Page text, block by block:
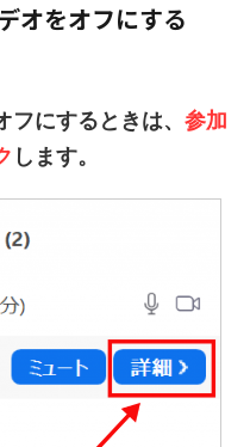
オをオフにする
にするときは、 参加
します。